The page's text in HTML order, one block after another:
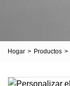
Hogar > Productos >